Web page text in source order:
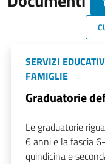
SERVIZI
FAMIGLIE
Graduatorie
Le graduatorie
6 anni e la fascia
quindicina e